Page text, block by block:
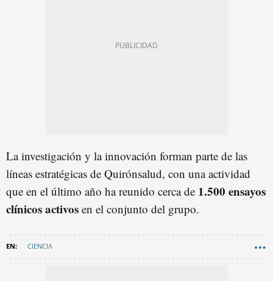
La investigación y la innovación forman parte de las
líneas estratégicas de Quirónsalud, con una actividad
que en el último año ha reunido cerca de 1.500 ensayos
clínicos activos en el conjunto del grupo.
CIENCIA